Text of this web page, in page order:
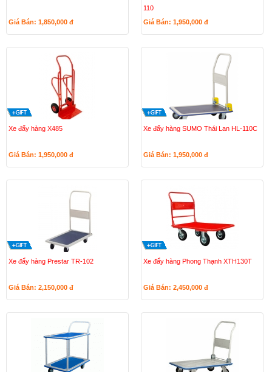
Giá Bán: 1,850,000 đ
110
Giá Bán: 1,950,000 đ
Xe đẩy hàng X485
Giá Bán: 1,950,000 đ
Xe đẩy hàng SUMO Thái Lan HL-110C
Giá Bán: 1,950,000 đ
Xe đẩy hàng Prestar TR-102
Giá Bán: 2,150,000 đ
Xe đẩy hàng Phong Thạnh XTH130T
Giá Bán: 2,450,000 đ